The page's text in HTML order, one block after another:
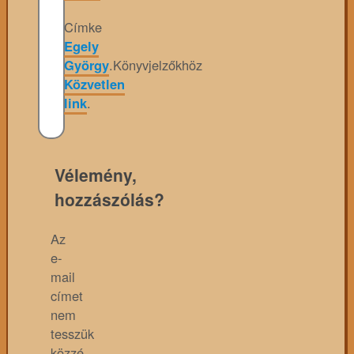
Címke
Egely
György.Könyvjelzőkhöz
Közvetlen
link.
Vélemény,
hozzászólás?
Az
e-
mail
címet
nem
tesszük